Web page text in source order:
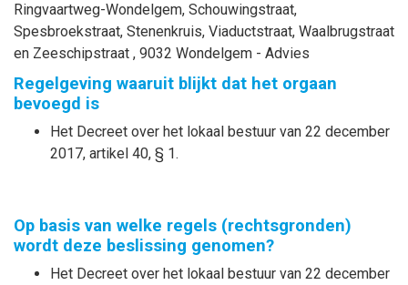
Ringvaartweg-Wondelgem, Schouwingstraat,
Spesbroekstraat, Stenenkruis, Viaductstraat, Waalbrugstraat
en Zeeschipstraat , 9032 Wondelgem - Advies
Regelgeving waaruit blijkt dat het orgaan
bevoegd is
Het Decreet over het lokaal bestuur van 22 december
2017, artikel 40, § 1.
Op basis van welke regels (rechtsgronden)
wordt deze beslissing genomen?
Het Decreet over het lokaal bestuur van 22 december